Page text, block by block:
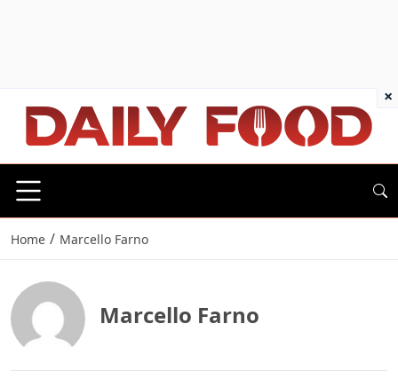
Home / Marcello Farno
Marcello Farno
×